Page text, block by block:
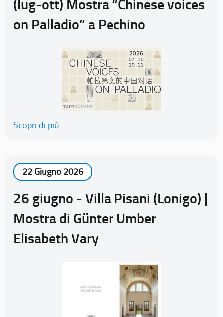
(lug-ott) Mostra “Chinese voices
on Palladio” a Pechino
Scopri di più
22 Giugno 2026
26 giugno - Villa Pisani (Lonigo) |
Mostra di Günter Umber
Elisabeth Vary